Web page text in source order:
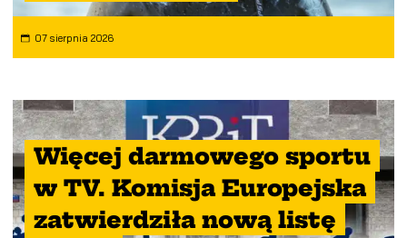
07 sierpnia 2026
Więcej darmowego sportu
w TV. Komisja Europejska
zatwierdziła nową listę